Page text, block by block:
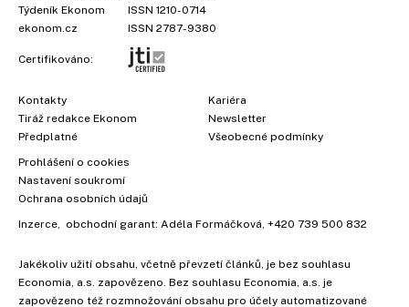
Týdeník Ekonom
ISSN 1210-0714
ekonom.cz
ISSN 2787-9380
Certifikováno:
Kontakty
Tiráž redakce Ekonom
Předplatné
Kariéra
Newsletter
Všeobecné podmínky
Prohlášení o cookies
Nastavení soukromí
Ochrana osobních údajů
Inzerce, obchodní garant: Adéla Formáčková, +420 739 500 832
Jakékoliv užití obsahu, včetně převzetí článků, je bez souhlasu
Economia, a.s. zapovězeno. Bez souhlasu Economia, a.s. je
zapovězeno též rozmnožování obsahu pro účely automatizované